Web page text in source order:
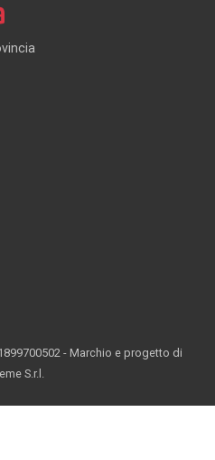
- Marchio e progetto di
S.r.l.